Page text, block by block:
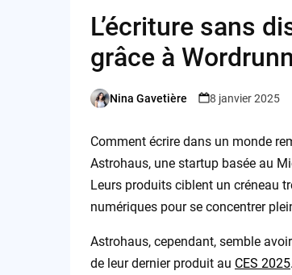
L’écriture sans
grâce à
Posted
Nina Gavetière 8 janvier 2025
Comment écrire dans un monde
Astrohaus, une startup basée au
Leurs produits ciblent un créneau
numériques pour se concentrer
Astrohaus, cependant, semble
de leur dernier produit au CES 2025